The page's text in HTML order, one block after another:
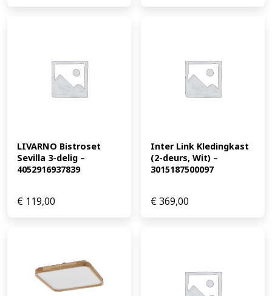
LIVARNO Bistroset
Sevilla 3-delig –
4052916937839
€ 119,00
Inter Link Kledingkast
(2-deurs, Wit) –
3015187500097
€369,00